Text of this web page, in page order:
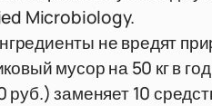
Microbiology.
не вредят
мусор на 50 кг в
руб.) заменяет 10